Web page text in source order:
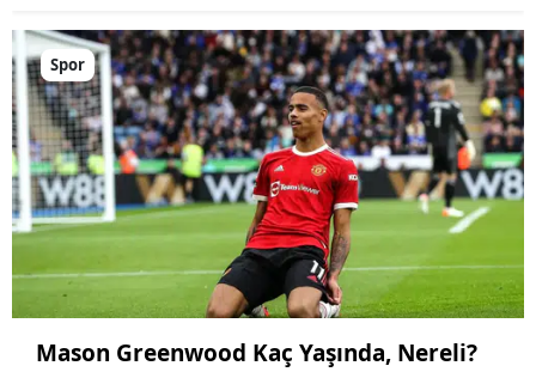
Spor
Mason Greenwood Kaç Yaşında, Nereli?